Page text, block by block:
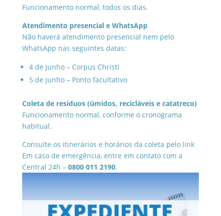
Funcionamento normal, todos os dias.
Atendimento presencial e WhatsApp
Não haverá atendimento presencial nem pelo
WhatsApp nas seguintes datas:
4 de junho – Corpus Christi
5 de junho – Ponto facultativo
Coleta de resíduos (úmidos, recicláveis e catatreco)
Funcionamento normal, conforme o cronograma
habitual.
Consulte os itinerários e horários da coleta pelo link
Em caso de emergência, entre em contato com a
Central 24h – 0800 011 2190.